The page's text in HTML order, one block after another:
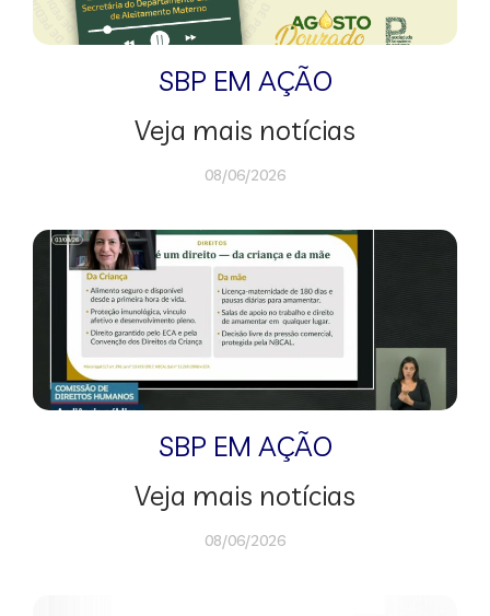
SBP EM AÇÃO
Veja mais notícias
08/06/2026
SBP EM AÇÃO
Veja mais notícias
08/06/2026